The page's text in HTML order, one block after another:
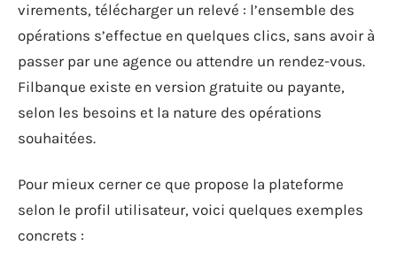
virements, télécharger un relevé : l’ensemble des
opérations s’effectue en quelques clics, sans avoir à
passer par une agence ou attendre un rendez-vous.
Filbanque existe en version gratuite ou payante,
selon les besoins et la nature des opérations
souhaitées.
Pour mieux cerner ce que propose la plateforme
selon le profil utilisateur, voici quelques exemples
concrets :